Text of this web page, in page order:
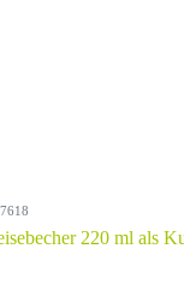
220 ml als